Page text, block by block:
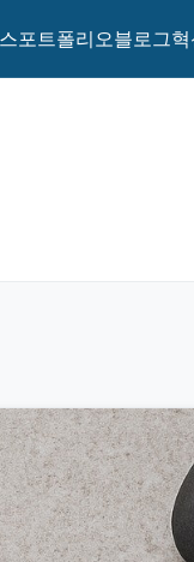
포트폴리오블로그